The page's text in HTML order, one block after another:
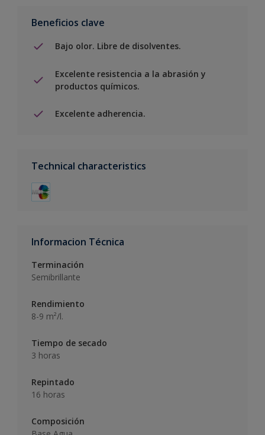
Beneficios clave
Bajo olor. Libre de disolventes.
Excelente resistencia a la abrasión y
productos químicos.
Excelente adherencia.
Technical characteristics
Informacion Técnica
Terminación
Semibrillante
Rendimiento
8-9 m²/l.
Tiempo de secado
3 horas
Repintado
16 horas
Composición